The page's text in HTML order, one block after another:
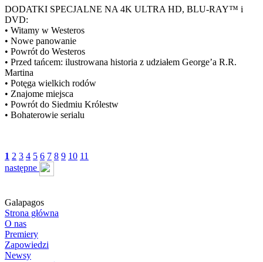
DODATKI SPECJALNE NA 4K ULTRA HD, BLU-RAY™ i
DVD:
• Witamy w Westeros
• Nowe panowanie
• Powrót do Westeros
• Przed tańcem: ilustrowana historia z udziałem George’a R.R.
Martina
• Potęga wielkich rodów
• Znajome miejsca
• Powrót do Siedmiu Królestw
• Bohaterowie serialu
1 2 3 4 5 6 7 8 9 10 11
następne
Galapagos
Strona główna
O nas
Premiery
Zapowiedzi
Newsy